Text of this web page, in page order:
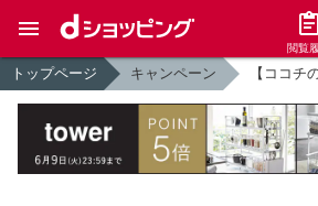
閲覧
トップページ キャンペーン 【ココチ